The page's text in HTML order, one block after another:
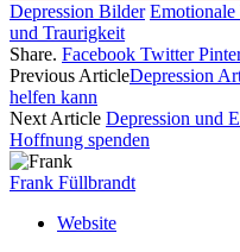
Depression Bilder
und Traurigkeit
Share. Facebook Twitter
Previous ArticleDepression
helfen kann
Next Article Depression und
Hoffnung spenden
Frank Füllbrandt
Website